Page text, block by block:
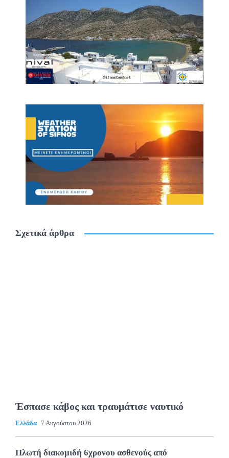
Σχετικά άρθρα
Έσπασε κάβος και τραυμάτισε ναυτικό
Ελλάδα 7 Αυγούστου 2026
Πλωτή διακομιδή 6χρονου ασθενούς από